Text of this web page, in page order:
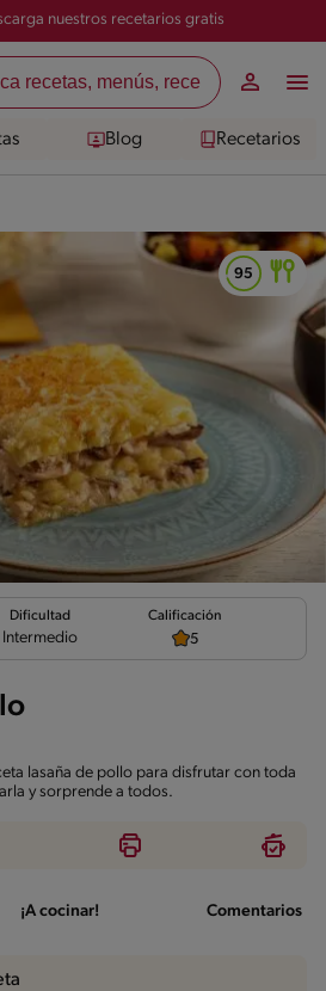
nuestros recetarios gratis
Blog Recetarios
Dificultad
Intermedio
Calificación
5
lasaña de pollo para disfrutar con toda
y sorprende a todos.
¡A cocinar! Comentarios